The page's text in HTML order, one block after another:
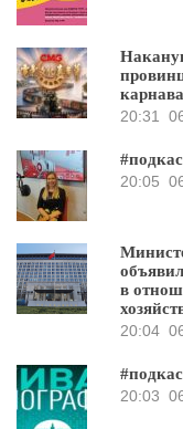
20:31
20:05
в
20:04
20:03